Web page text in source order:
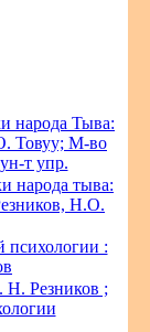
народа Тыва:
Товуу; М-во
т упр.
народа тыва:
Н.О.
психологии :
Н. Резников ;